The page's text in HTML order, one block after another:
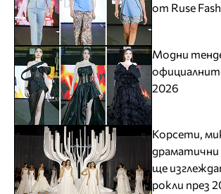
от Ruse
Модни
2026
Корсети,
драматични
ще
рокли през